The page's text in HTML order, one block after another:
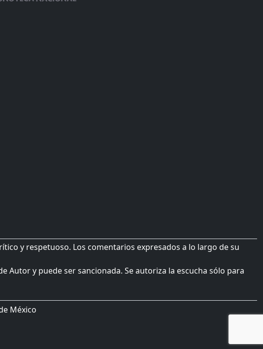
y respetuoso. Los comentarios expresados a lo largo de su
Autor y puede ser sancionada. Se autoriza la escucha sólo para